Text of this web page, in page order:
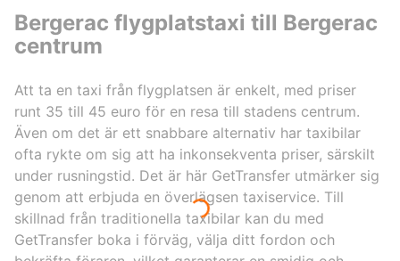
Bergerac flygplatstaxi till Bergerac
centrum
Att ta en taxi från flygplatsen är enkelt, med priser
runt 35 till 45 euro för en resa till stadens centrum.
Även om det är ett snabbare alternativ har taxibilar
ofta rykte om sig att ha inkonsekventa priser, särskilt
under rusningstid. Det är här GetTransfer utmärker sig
genom att erbjuda en överlägsen taxiservice. Till
skillnad från traditionella taxibilar kan du med
GetTransfer boka i förväg, välja ditt fordon och